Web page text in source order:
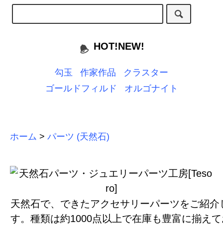
HOT!NEW!
勾玉 作家作品
クラスター
ゴールドフィルド
オルゴナイト
ホーム > パーツ (天然石)
天然石で、できたアクセサリーパーツをご紹介
す。種類は約1000点以上で在庫も豊富に揃え